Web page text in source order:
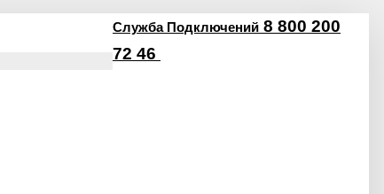
Служба Подключений 8 800 200
72 46